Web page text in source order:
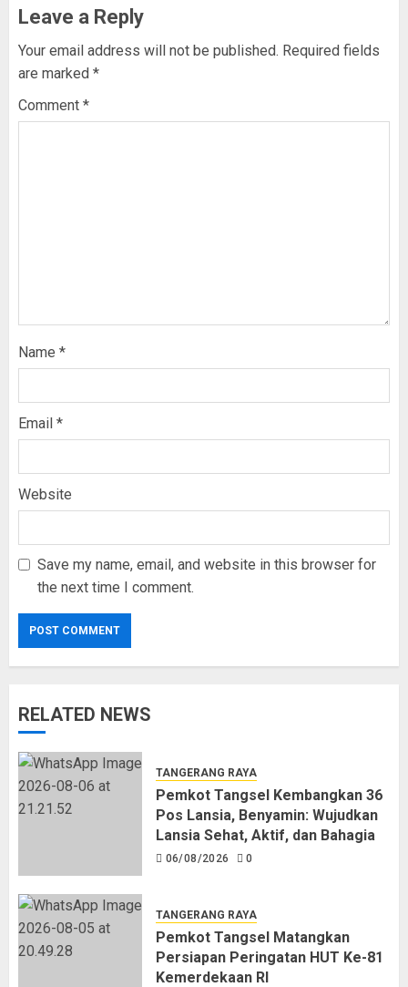
Leave a Reply
Your email address will not be published. Required fields
are marked *
Comment *
Name *
Email *
Website
Save my name, email, and website in this browser for
the next time I comment.
RELATED NEWS
TANGERANG RAYA
Pemkot Tangsel Kembangkan 36
Pos Lansia, Benyamin: Wujudkan
Lansia Sehat, Aktif, dan Bahagia
06/08/2026 0
TANGERANG RAYA
Pemkot Tangsel Matangkan
Persiapan Peringatan HUT Ke-81
Kemerdekaan RI